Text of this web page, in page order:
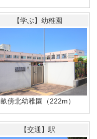
【学ぶ】幼稚園
畝傍北幼稚園（222m）
【交通】駅